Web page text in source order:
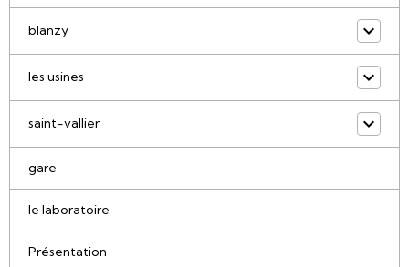
blanzy
les usines
saint-vallier
gare
le laboratoire
Présentation